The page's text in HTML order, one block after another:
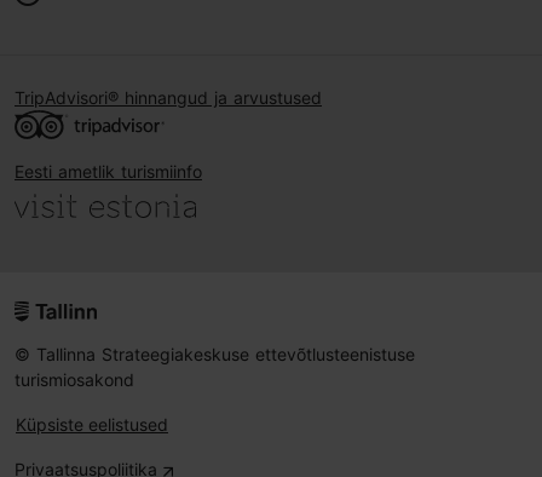
TripAdvisori® hinnangud ja arvustused
Eesti ametlik turismiinfo
© Tallinna Strateegiakeskuse ettevõtlusteenistuse
turismiosakond
Küpsiste eelistused
Privaatsuspoliitika